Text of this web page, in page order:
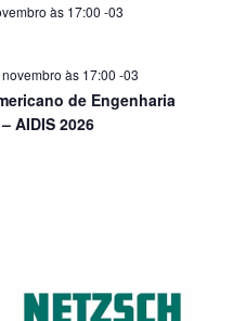
às 17:00 -03
às 17:00 -03
de Engenharia
AIDIS 2026